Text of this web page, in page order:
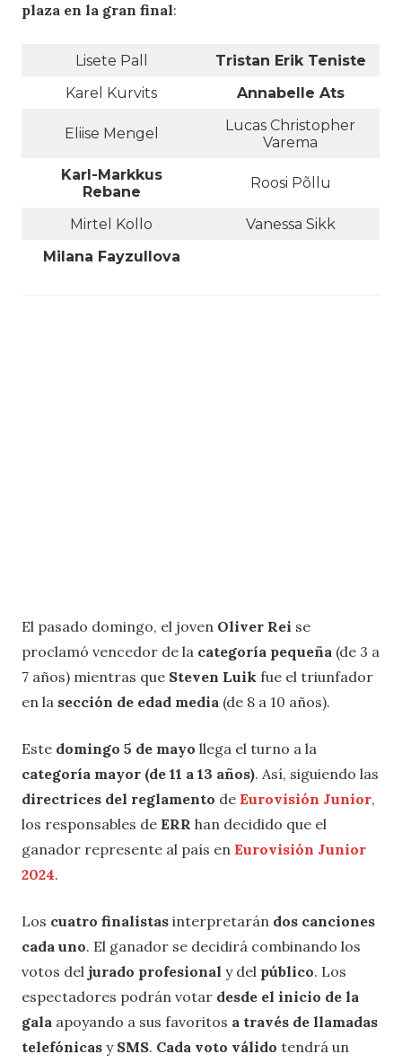
plaza en la gran final:
Lisete Pall
Tristan Erik Teniste
Karel Kurvits
Annabelle Ats
Eliise Mengel
Lucas Christopher
Varema
Karl-Markkus
Rebane
Roosi Põllu
Mirtel Kollo
Vanessa Sikk
Milana Fayzullova
El pasado domingo, el joven Oliver Rei se
proclamó vencedor de la categoría pequeña (de 3 a
7 años) mientras que Steven Luik fue el triunfador
en la sección de edad media (de 8 a 10 años).
Este domingo 5 de mayo llega el turno a la
categoría mayor (de 11 a 13 años). Así, siguiendo las
directrices del reglamento de Eurovisión Junior,
los responsables de ERR han decidido que el
ganador represente al país en Eurovisión Junior
2024.
Los cuatro finalistas interpretarán dos canciones
cada uno. El ganador se decidirá combinando los
votos del jurado profesional y del público. Los
espectadores podrán votar desde el inicio de la
gala apoyando a sus favoritos a través de llamadas
telefónicas y SMS. Cada voto válido tendrá un